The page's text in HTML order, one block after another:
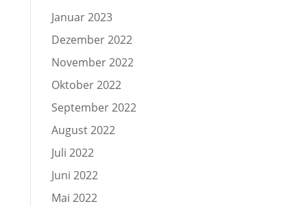
Januar 2023
Dezember 2022
November 2022
Oktober 2022
September 2022
August 2022
Juli 2022
Juni 2022
Mai 2022